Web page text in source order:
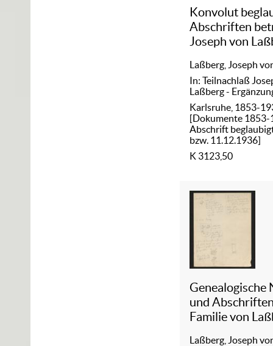
Konvolut
Abschriften
Joseph von
Laßberg, Joseph
In: Teilnachlaß
Laßberg -
Karlsruhe, 1853-
[Dokumente 1853-
Abschrift
bzw. 11.12.1936]
K 3123,50
Genealogische
und
Familie von
Laßberg, Joseph